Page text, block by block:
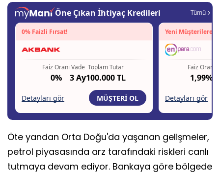
Öte yandan Orta Doğu'da yaşanan gelişmeler,
petrol piyasasında arz tarafındaki riskleri canlı
tutmaya devam ediyor. Bankaya göre bölgede